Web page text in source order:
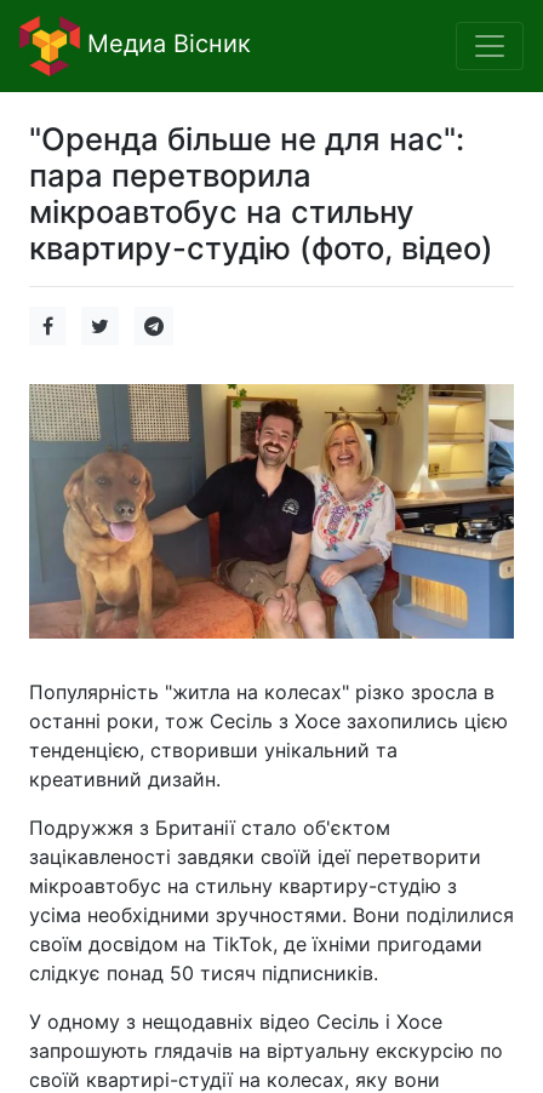
Медиа Вісник
"Оренда більше не для нас":
пара перетворила
мікроавтобус на стильну
квартиру-студію (фото, відео)
Популярність "житла на колесах" різко зросла в
останні роки, тож Сесіль з Хосе захопились цією
тенденцією, створивши унікальний та
креативний дизайн.
Подружжя з Британії стало об'єктом
зацікавленості завдяки своїй ідеї перетворити
мікроавтобус на стильну квартиру-студію з
усіма необхідними зручностями. Вони поділилися
своїм досвідом на TikTok, де їхніми пригодами
слідкує понад 50 тисяч підписників.
У одному з нещодавніх відео Сесіль і Хосе
запрошують глядачів на віртуальну екскурсію по
своїй квартирі-студії на колесах, яку вони